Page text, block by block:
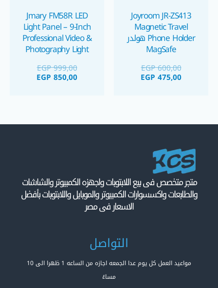
Joyroom JR-ZS413
Magnetic Travel
Phone Holder هولدر
MagSafe
EGP600,00
EGP 475,00
Jmary FM58R LED
Light Panel – 9-Inch
Professional Video &
Photography Light
EGP999,00
EGP 850,00
متجر متخصص فى بيع اللابتوبات واجهزه الكمبيوتر والشاشات
والطابعات واكسسوارات الكمبيوتر والموبايل واللابتوبات بأفضل
الاسعار فى مصر
التواصل
مواعيد العمل كل يوم عدا الجمعه اجازه من الساعه 1 ظهرا الى 10
مساءً